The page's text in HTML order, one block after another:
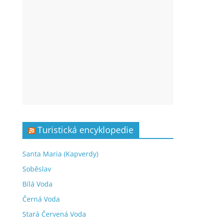
Turistická encyklopedie
Santa Maria (Kapverdy)
Soběslav
Bílá Voda
Černá Voda
Stará Červená Voda